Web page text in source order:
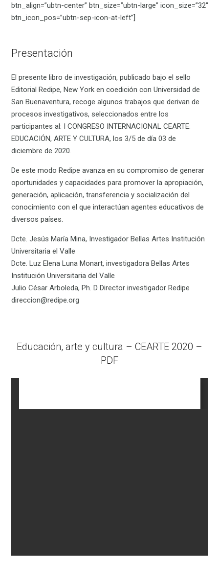
btn_align=”ubtn-center” btn_size=”ubtn-large” icon_size=”32″
btn_icon_pos=”ubtn-sep-icon-at-left”]
Presentación
El presente libro de investigación, publicado bajo el sello
Editorial Redipe, New York en coedición con Universidad de
San Buenaventura, recoge algunos trabajos que derivan de
procesos investigativos, seleccionados entre los
participantes al: I CONGRESO INTERNACIONAL CEARTE:
EDUCACIÓN, ARTE Y CULTURA, los 3/5 de día 03 de
diciembre de 2020.
De este modo Redipe avanza en su compromiso de generar
oportunidades y capacidades para promover la apropiación,
generación, aplicación, transferencia y socialización del
conocimiento con el que interactúan agentes educativos de
diversos países.
Dcte. Jesús María Mina, Investigador Bellas Artes Institución
Universitaria el Valle
Dcte. Luz Elena Luna Monart, investigadora Bellas Artes
Institución Universitaria del Valle
Julio César Arboleda, Ph. D Director investigador Redipe
direccion@redipe.org
Educación, arte y cultura – CEARTE 2020 –
PDF